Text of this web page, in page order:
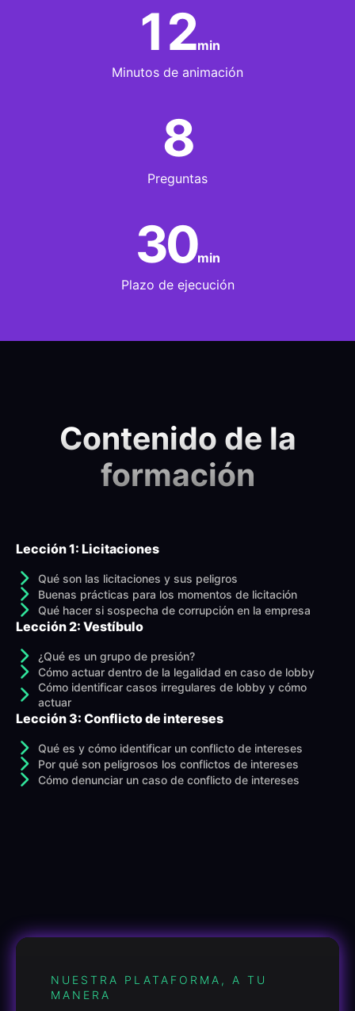
12min
Minutos de animación
8
Preguntas
30min
Plazo de ejecución
Contenido de la
formación
Lección 1: Licitaciones
Qué son las licitaciones y sus peligros
Buenas prácticas para los momentos de licitación
Qué hacer si sospecha de corrupción en la empresa
Lección 2: Vestíbulo
¿Qué es un grupo de presión?
Cómo actuar dentro de la legalidad en caso de lobby
Cómo identificar casos irregulares de lobby y cómo
actuar
Lección 3: Conflicto de intereses
Qué es y cómo identificar un conflicto de intereses
Por qué son peligrosos los conflictos de intereses
Cómo denunciar un caso de conflicto de intereses
NUESTRA PLATAFORMA, A TU
MANERA